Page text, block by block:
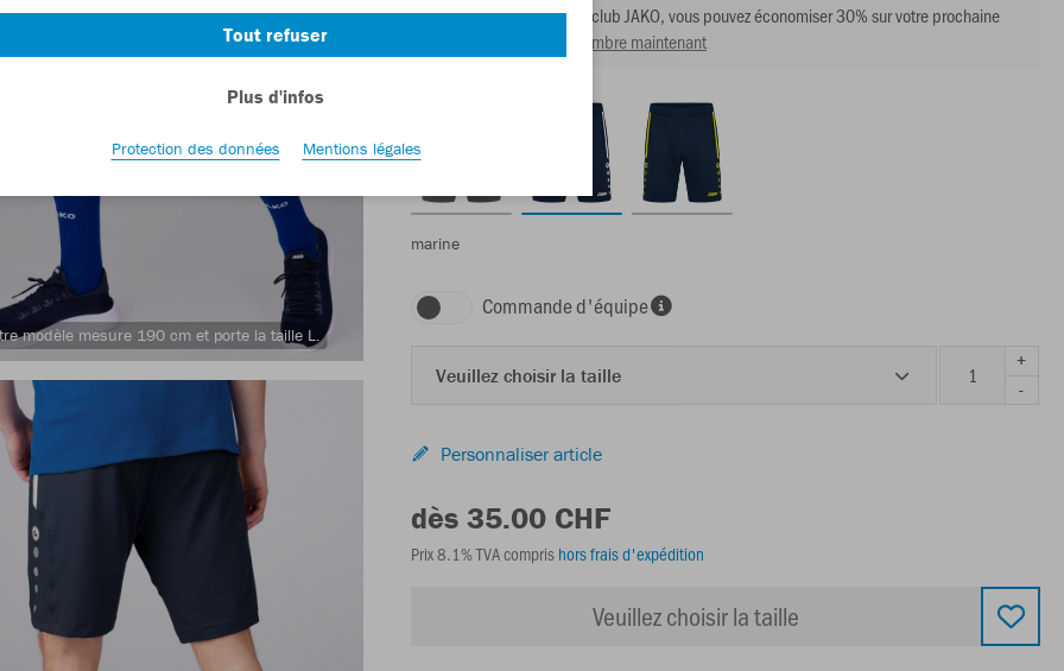
modèle mesure 190 cm et porte la taille L.
En tant que membre du club JAKO, vous pouvez économiser 30% sur votre prochaine
Devenir membre maintenant
marine
Commande d'équipe
Veuillez choisir la taille
+
-
Personnaliser article
dès 35.00 CHF
Prix 8.1% TVA compris hors frais d'expédition
Veuillez choisir la taille
Tout refuser
Plus d'infos
Protection des données Mentions légales